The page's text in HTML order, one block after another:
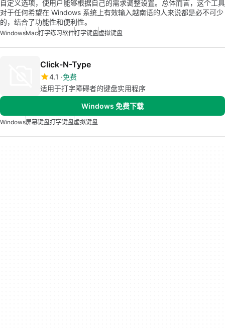
自定义选项，使用户能够根据自己的需求调整设置。总体而言，这个工具
对于任何希望在 Windows 系统上有效输入越南语的人来说都是必不可少
的，结合了功能性和便利性。
WindowsMac打字练习软件打字键盘虚拟键盘
Click-N-Type
4.1 免费
适用于打字障碍者的键盘实用程序
Windows 免费下载
Windows屏幕键盘打字键盘虚拟键盘